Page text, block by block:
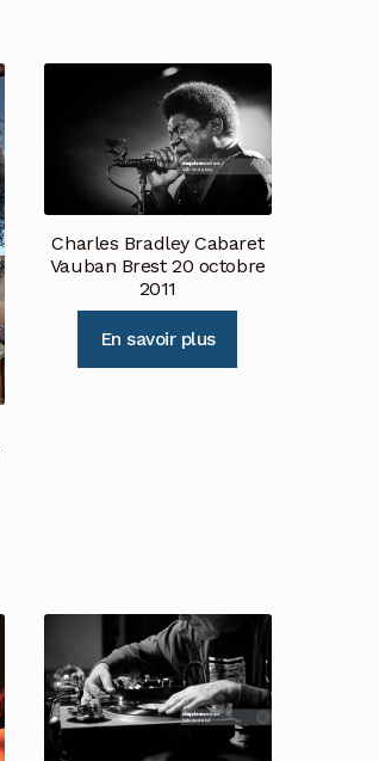
Charles Bradley Cabaret
Vauban Brest 20 octobre
2011
En savoir plus